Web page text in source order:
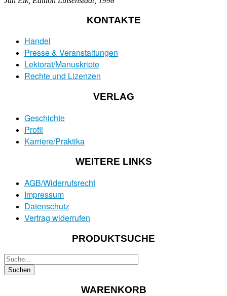
KONTAKTE
Handel
Presse & Veranstaltungen
Lektorat/Manuskripte
Rechte und Lizenzen
VERLAG
Geschichte
Profil
Karriere/Praktika
WEITERE LINKS
AGB/Widerrufsrecht
Impressum
Datenschutz
Vertrag widerrufen
PRODUKTSUCHE
WARENKORB